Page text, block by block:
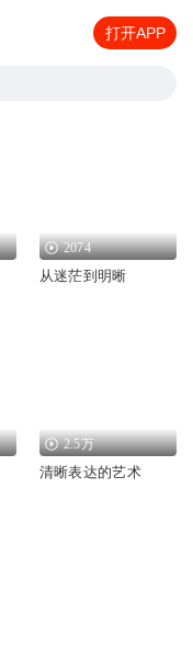
打开APP
2074
从迷茫到明晰
2.5万
清晰表达的艺术